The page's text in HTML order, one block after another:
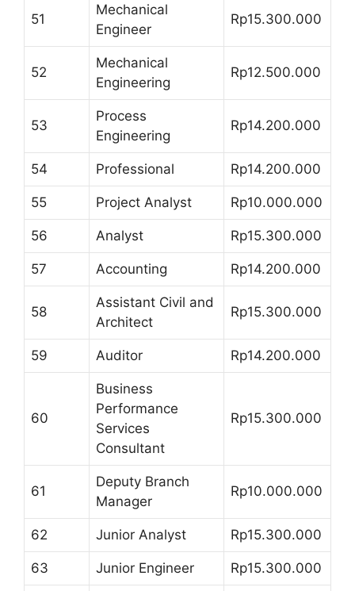
51
Mechanical
Engineer
Rp15.300.000
52
Mechanical
Engineering
Rp12.500.000
53
Process
Engineering
Rp14.200.000
54 Professional Rp14.200.000
55 Project Analyst Rp10.000.000
56 Analyst Rp15.300.000
57 Accounting Rp14.200.000
58
Assistant Civil and
Architect
Rp15.300.000
59 Auditor Rp14.200.000
60
Business
Performance
Services
Consultant
Rp15.300.000
61
Deputy Branch
Manager
Rp10.000.000
62 Junior Analyst Rp15.300.000
63 Junior Engineer Rp15.300.000